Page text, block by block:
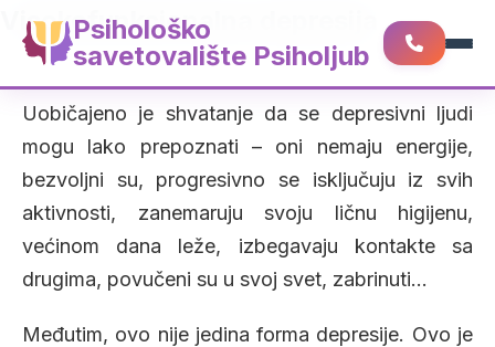
Psihološko
savetovalište Psiholjub
Visokofunkcionalna depresija
Uobičajeno je shvatanje da se depresivni ljudi
mogu lako prepoznati – oni nemaju energije,
bezvoljni su, progresivno se isključuju iz svih
aktivnosti, zanemaruju svoju ličnu higijenu,
većinom dana leže, izbegavaju kontakte sa
drugima, povučeni su u svoj svet, zabrinuti…
Međutim, ovo nije jedina forma depresije. Ovo je